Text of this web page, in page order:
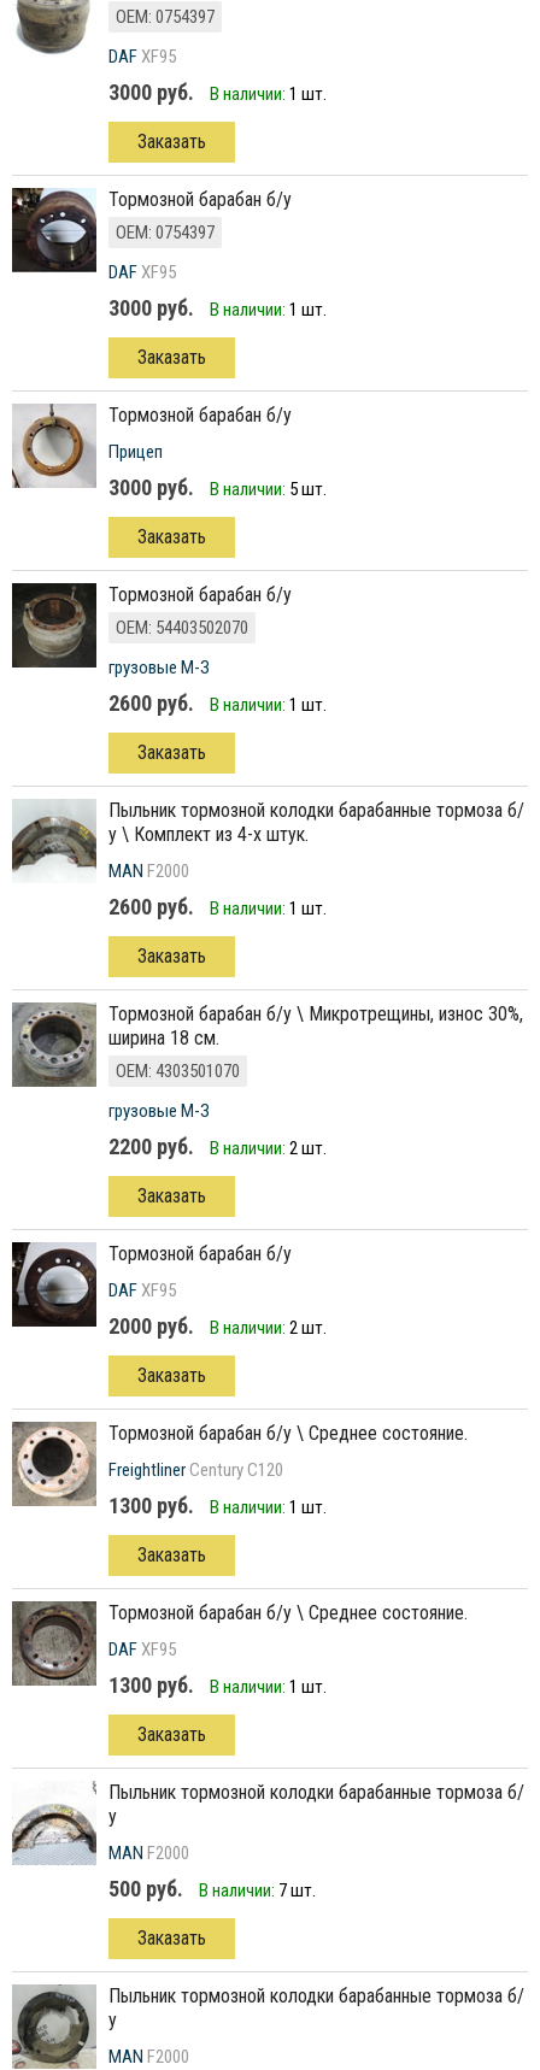
ОЕМ: 0754397
DAFXF95
3000 руб. В наличии: 1 шт.
Заказать
тормозной барабан б/у
ОЕМ: 0754397
DAFXF95
3000 руб. В наличии: 1 шт.
Заказать
тормозной барабан б/у
Прицеп
3000 руб. В наличии: 5 шт.
Заказать
тормозной барабан б/у
ОЕМ: 54403502070
грузовые М-З
2600 руб. В наличии: 1 шт.
Заказать
пыльник тормозной колодки барабанные тормоза б/
у \ Комплект из 4-х штук.
MAN F2000
2600 руб. В наличии: 1 шт.
Заказать
тормозной барабан б/у \ Микротрещины, износ 30%,
ширина 18 см.
ОЕМ: 4303501070
грузовые М-З
2200 руб. В наличии: 2 шт.
Заказать
тормозной барабан б/у
DAFXF95
2000 руб. В наличии: 2 шт.
Заказать
тормозной барабан б/у \ Среднее состояние.
FreightlinerCentury C120
1300 руб. В наличии: 1 шт.
Заказать
тормозной барабан б/у \ Среднее состояние.
DAFXF95
1300 руб. В наличии: 1 шт.
Заказать
пыльник тормозной колодки барабанные тормоза б/
у
MAN F2000
500 руб. В наличии: 7 шт.
Заказать
пыльник тормозной колодки барабанные тормоза б/
у
MAN F2000